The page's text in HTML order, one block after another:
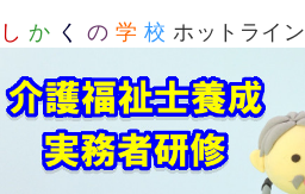
し か く の 学 校 ホットライン